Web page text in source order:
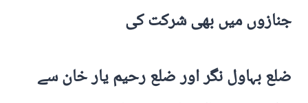
جنازوں میں بھی شرکت کی
ضلع بہاول نگر اور ضلع رحیم یار خان سے